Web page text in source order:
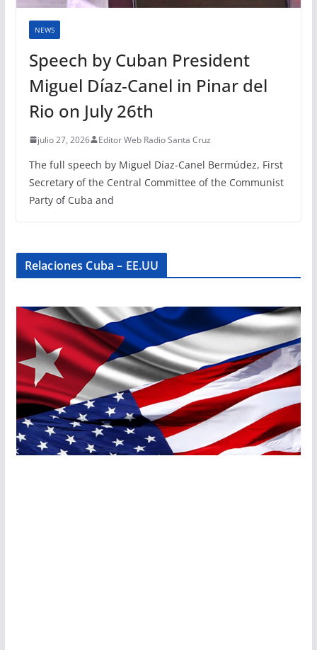
NEWS
Speech by Cuban President
Miguel Díaz-Canel in Pinar del
Rio on July 26th
julio 27, 2026 Editor Web Radio Santa Cruz
The full speech by Miguel Díaz-Canel Bermúdez, First
Secretary of the Central Committee of the Communist
Party of Cuba and
Relaciones Cuba – EE.UU